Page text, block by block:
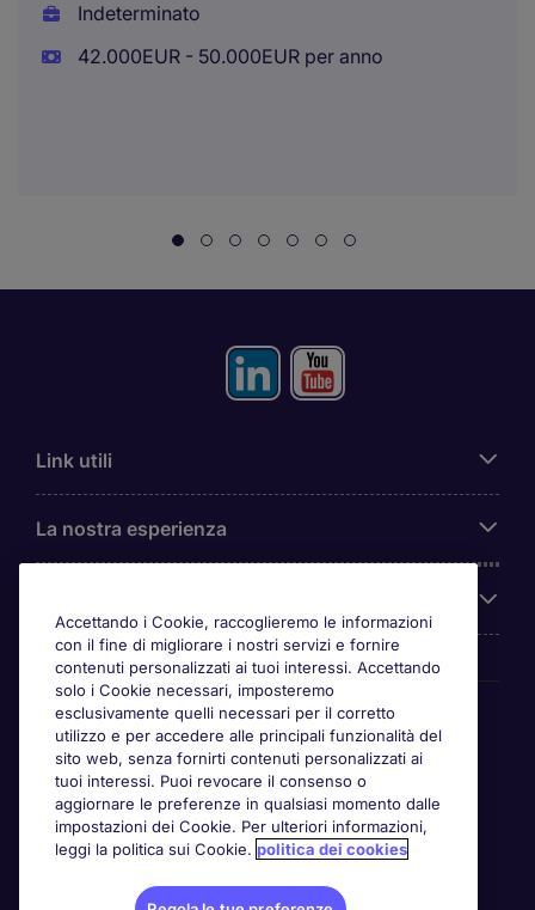
Indeterminato
42.000EUR - 50.000EUR per anno
Link utili
La nostra esperienza
Awards
Accettando i Cookie, raccoglieremo le informazioni
con il fine di migliorare i nostri servizi e fornire
contenuti personalizzati ai tuoi interessi. Accettando
solo i Cookie necessari, imposteremo
esclusivamente quelli necessari per il corretto
utilizzo e per accedere alle principali funzionalità del
sito web, senza fornirti contenuti personalizzati ai
tuoi interessi. Puoi revocare il consenso o
aggiornare le preferenze in qualsiasi momento dalle
impostazioni dei Cookie. Per ulteriori informazioni,
leggi la politica sui Cookie. politica dei cookies